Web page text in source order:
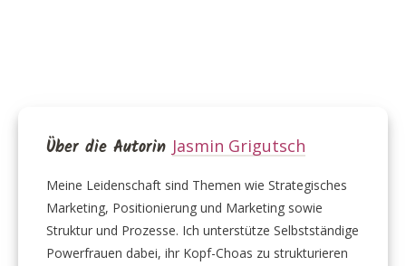
Über die AutorinJasmin Grigutsch
Meine Leidenschaft sind Themen wie Strategisches
Marketing, Positionierung und Marketing sowie
Struktur und Prozesse. Ich unterstütze Selbstständige
Powerfrauen dabei, ihr Kopf-Choas zu strukturieren